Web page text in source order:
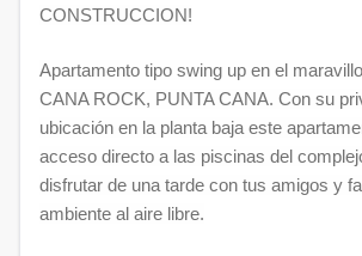
CONSTRUCCION!
Apartamento tipo swing up en el
CANA ROCK, PUNTA CANA. Con su
ubicación en la planta baja este
acceso directo a las piscinas del
disfrutar de una tarde con tus amigos y
ambiente al aire libre.